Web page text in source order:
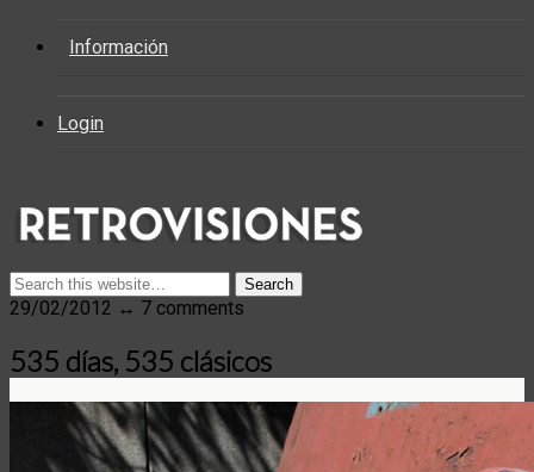
Información
Login
29/02/2012 ↔ 7 comments
535 días, 535 clásicos